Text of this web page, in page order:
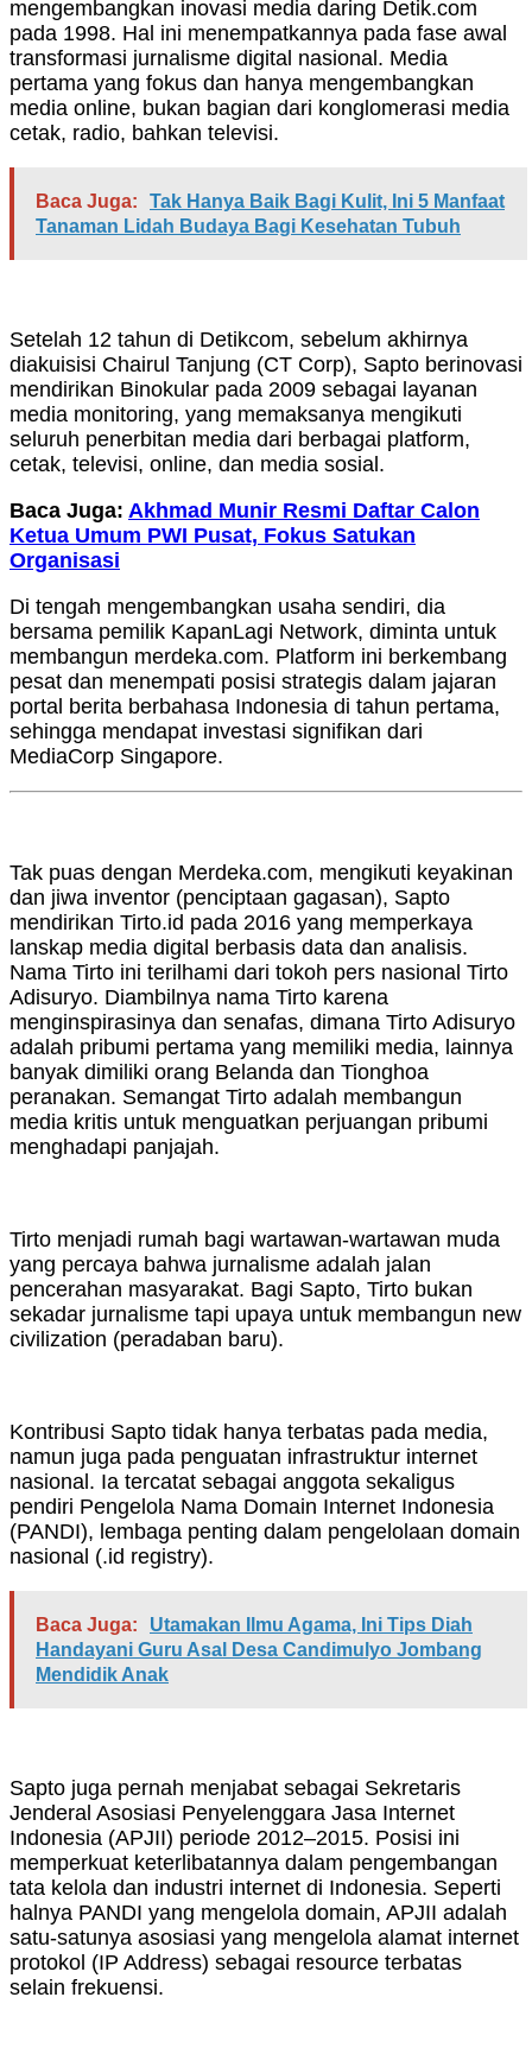
mengembangkan inovasi media daring Detik.com
pada 1998. Hal ini menempatkannya pada fase awal
transformasi jurnalisme digital nasional. Media
pertama yang fokus dan hanya mengembangkan
media online, bukan bagian dari konglomerasi media
cetak, radio, bahkan televisi.
Baca Juga:
Tak Hanya Baik Bagi Kulit, Ini 5 Manfaat
Tanaman Lidah Budaya Bagi Kesehatan Tubuh
Setelah 12 tahun di Detikcom, sebelum akhirnya
diakuisisi Chairul Tanjung (CT Corp), Sapto berinovasi
mendirikan Binokular pada 2009 sebagai layanan
media monitoring, yang memaksanya mengikuti
seluruh penerbitan media dari berbagai platform,
cetak, televisi, online, dan media sosial.
Baca Juga: Akhmad Munir Resmi Daftar Calon
Ketua Umum PWI Pusat, Fokus Satukan
Organisasi
Di tengah mengembangkan usaha sendiri, dia
bersama pemilik KapanLagi Network, diminta untuk
membangun merdeka.com. Platform ini berkembang
pesat dan menempati posisi strategis dalam jajaran
portal berita berbahasa Indonesia di tahun pertama,
sehingga mendapat investasi signifikan dari
MediaCorp Singapore.
Tak puas dengan Merdeka.com, mengikuti keyakinan
dan jiwa inventor (penciptaan gagasan), Sapto
mendirikan Tirto.id pada 2016 yang memperkaya
lanskap media digital berbasis data dan analisis.
Nama Tirto ini terilhami dari tokoh pers nasional Tirto
Adisuryo. Diambilnya nama Tirto karena
menginspirasinya dan senafas, dimana Tirto Adisuryo
adalah pribumi pertama yang memiliki media, lainnya
banyak dimiliki orang Belanda dan Tionghoa
peranakan. Semangat Tirto adalah membangun
media kritis untuk menguatkan perjuangan pribumi
menghadapi panjajah.
Tirto menjadi rumah bagi wartawan-wartawan muda
yang percaya bahwa jurnalisme adalah jalan
pencerahan masyarakat. Bagi Sapto, Tirto bukan
sekadar jurnalisme tapi upaya untuk membangun new
civilization (peradaban baru).
Kontribusi Sapto tidak hanya terbatas pada media,
namun juga pada penguatan infrastruktur internet
nasional. Ia tercatat sebagai anggota sekaligus
pendiri Pengelola Nama Domain Internet Indonesia
(PANDI), lembaga penting dalam pengelolaan domain
nasional (.id registry).
Baca Juga:
Utamakan Ilmu Agama, Ini Tips Diah
Handayani Guru Asal Desa Candimulyo Jombang
Mendidik Anak
Sapto juga pernah menjabat sebagai Sekretaris
Jenderal Asosiasi Penyelenggara Jasa Internet
Indonesia (APJII) periode 2012–2015. Posisi ini
memperkuat keterlibatannya dalam pengembangan
tata kelola dan industri internet di Indonesia. Seperti
halnya PANDI yang mengelola domain, APJII adalah
satu-satunya asosiasi yang mengelola alamat internet
protokol (IP Address) sebagai resource terbatas
selain frekuensi.